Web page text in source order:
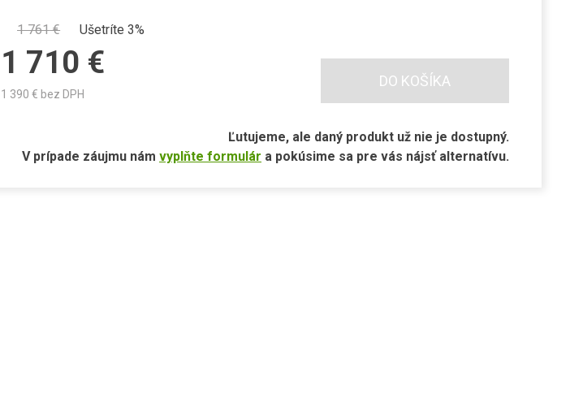
1 761€ Ušetríte 3%
1 710 €
1 390 € bez DPH
DO KOŠÍKA
Ľutujeme, ale daný produkt už nie je dostupný.
V prípade záujmu nám vyplňte formulár a pokúsime sa pre vás nájsť alternatívu.